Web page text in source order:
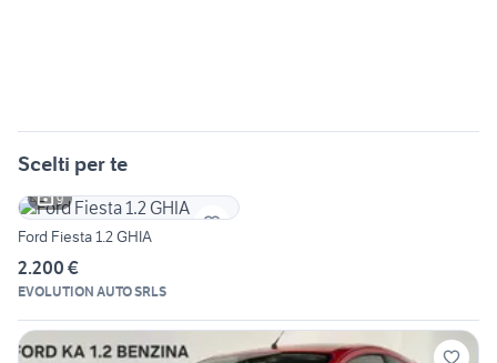
Scelti per te
9
Ford Fiesta 1.2 GHIA
2.200 €
EVOLUTION AUTO SRLS